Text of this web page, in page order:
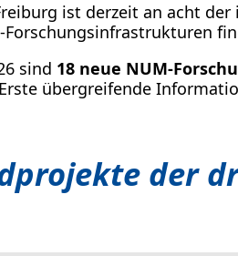
ist derzeit an acht der
sind 18 neue NUM-
übergreifende
der